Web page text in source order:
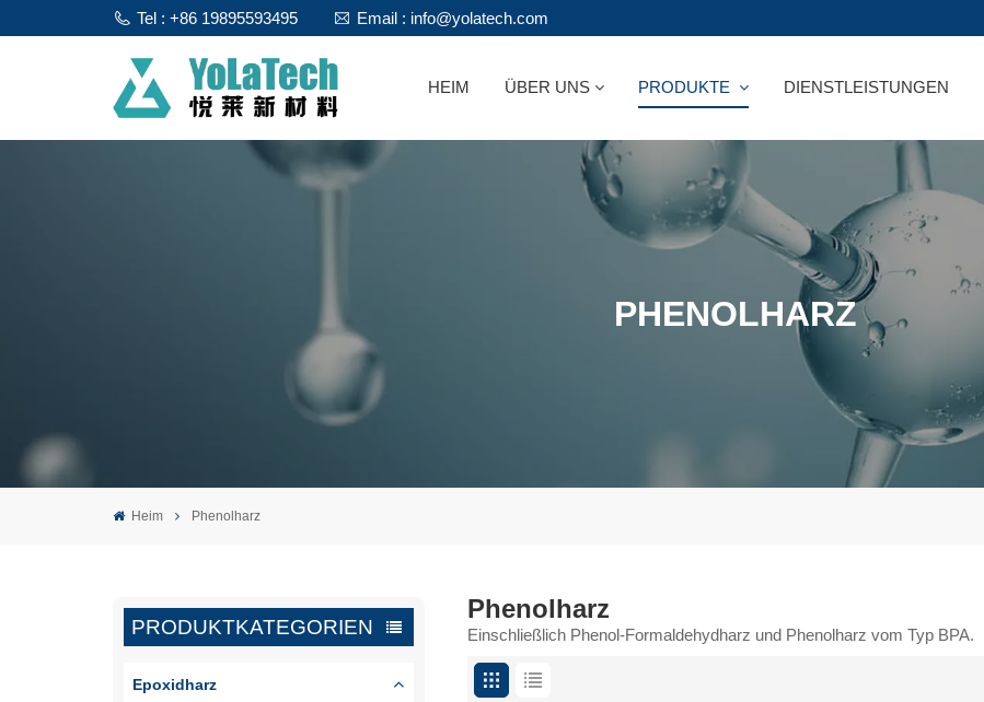
Tel : +86 19895593495 Email : info@yolatech.com
HEIM ÜBER UNS PRODUKTE DIENSTLEISTUNGEN
PHENOLHARZ
Heim Phenolharz
PRODUKTKATEGORIEN
Epoxidharz
Phenolharz
Einschließlich Phenol-Formaldehydharz und Phenolharz vom Typ BPA.